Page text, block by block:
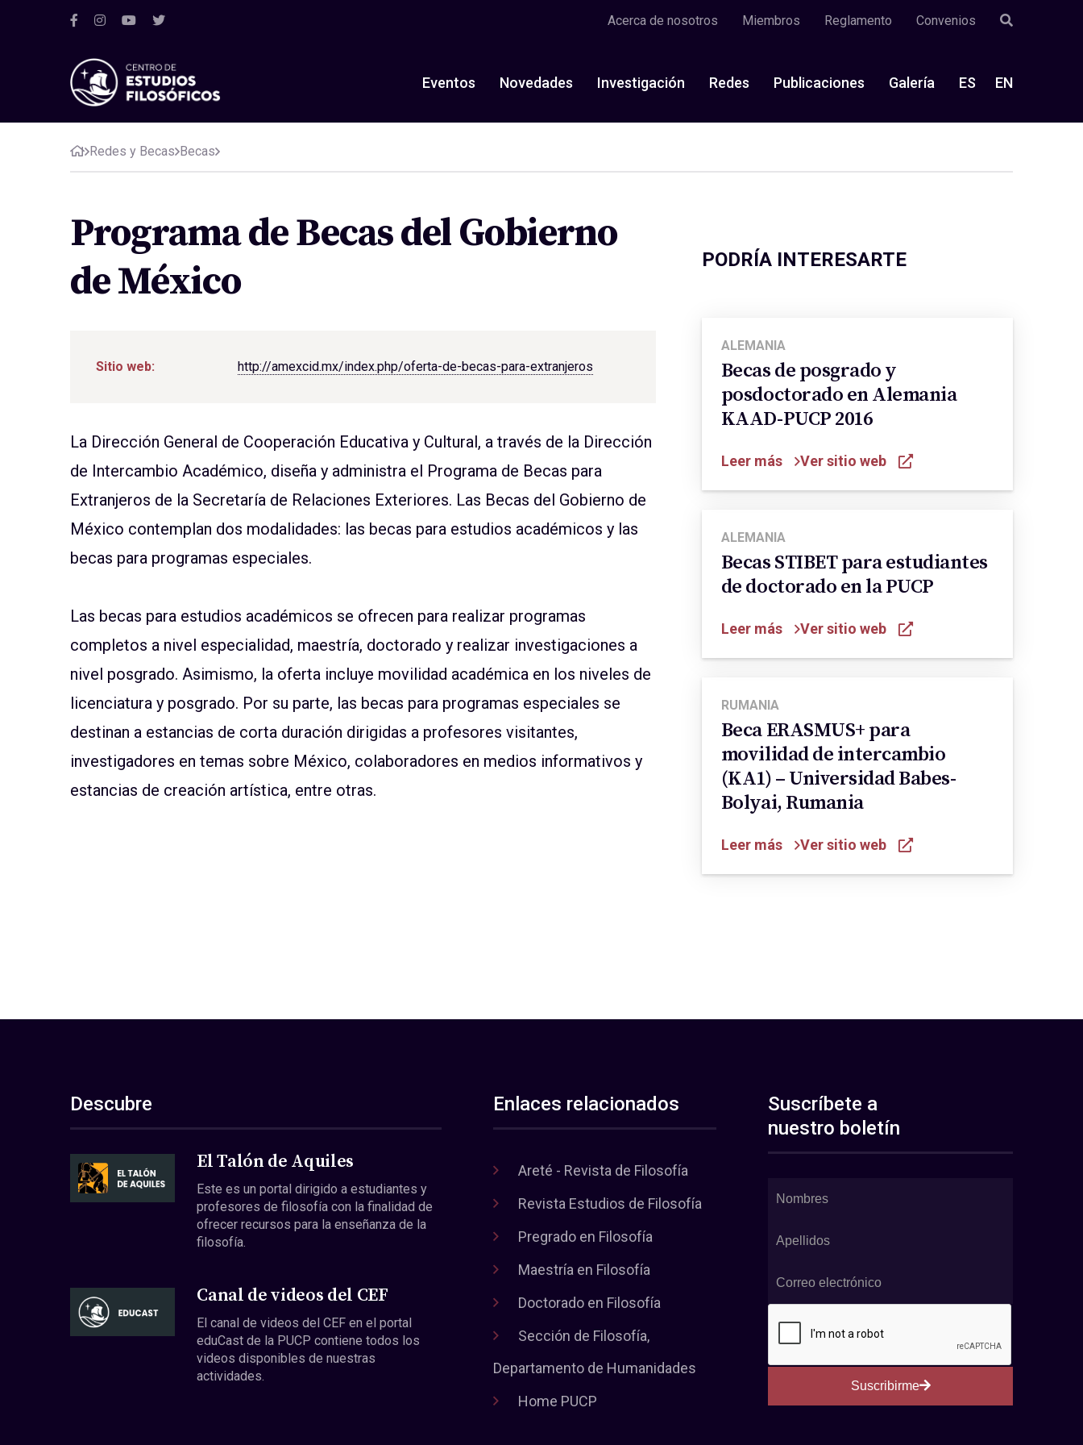
Acerca de nosotros Miembros Reglamento Convenios
Eventos Novedades Investigación Redes Publicaciones Galería ES EN
Redes y Becas Becas
Programa de Becas del Gobierno
de México
Sitio web: http://amexcid.mx/index.php/oferta-de-becas-para-extranjeros
La Dirección General de Cooperación Educativa y Cultural, a través de la Dirección
de Intercambio Académico, diseña y administra el Programa de Becas para
Extranjeros de la Secretaría de Relaciones Exteriores. Las Becas del Gobierno de
México contemplan dos modalidades: las becas para estudios académicos y las
becas para programas especiales.
Las becas para estudios académicos se ofrecen para realizar programas
completos a nivel especialidad, maestría, doctorado y realizar investigaciones a
nivel posgrado. Asimismo, la oferta incluye movilidad académica en los niveles de
licenciatura y posgrado. Por su parte, las becas para programas especiales se
destinan a estancias de corta duración dirigidas a profesores visitantes,
investigadores en temas sobre México, colaboradores en medios informativos y
estancias de creación artística, entre otras.
PODRÍA INTERESARTE
ALEMANIA
Becas de posgrado y
posdoctorado en Alemania
KAAD-PUCP 2016
Leer más Ver sitio web
ALEMANIA
Becas STIBET para estudiantes
de doctorado en la PUCP
Leer más Ver sitio web
RUMANIA
Beca ERASMUS+ para
movilidad de intercambio
(KA1) – Universidad Babes-
Bolyai, Rumania
Leer más Ver sitio web
Descubre
El Talón de Aquiles
Este es un portal dirigido a estudiantes y
profesores de filosofía con la finalidad de
ofrecer recursos para la enseñanza de la
filosofía.
Canal de videos del CEF
El canal de videos del CEF en el portal
eduCast de la PUCP contiene todos los
videos disponibles de nuestras
actividades.
Enlaces relacionados
Areté - Revista de Filosofía
Revista Estudios de Filosofía
Pregrado en Filosofía
Maestría en Filosofía
Doctorado en Filosofía
Sección de Filosofía,
Departamento de Humanidades
Home PUCP
Suscríbete a
nuestro boletín
Suscribirme